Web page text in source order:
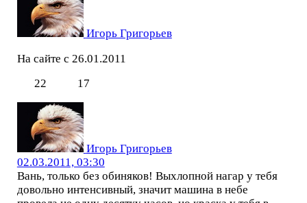
Игорь Григорьев
На сайте с 26.01.2011
22
17
Игорь Григорьев
02.03.2011, 03:30
Вань, только без обиняков! Выхлопной нагар у тебя
довольно интенсивный, значит машина в небе